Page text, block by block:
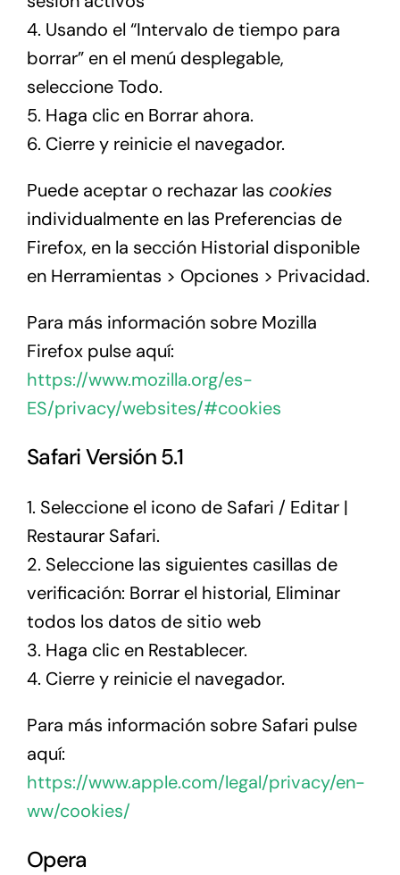
4. Usando el “Intervalo de tiempo para
borrar” en el menú desplegable,
seleccione Todo.
5. Haga clic en Borrar ahora.
6. Cierre y reinicie el navegador.
Puede aceptar o rechazar las cookies
individualmente en las Preferencias de
Firefox, en la sección Historial disponible
en Herramientas > Opciones > Privacidad.
Para más información sobre Mozilla
Firefox pulse aquí:
https://www.mozilla.org/es-
ES/privacy/websites/#cookies
Safari Versión 5.1
1. Seleccione el icono de Safari / Editar |
Restaurar Safari.
2. Seleccione las siguientes casillas de
verificación: Borrar el historial, Eliminar
todos los datos de sitio web
3. Haga clic en Restablecer.
4. Cierre y reinicie el navegador.
Para más información sobre Safari pulse
aquí:
https://www.apple.com/legal/privacy/en-
ww/cookies/
Opera